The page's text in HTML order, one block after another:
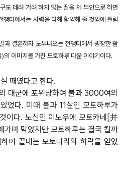
도 데려 가려 하지 않는 딸을 제 부인으로 하면
쟁터에서는 사력을 다해 활약해 줄 것임에 틀림
과 결혼하자 노부나오는 전쟁터에서 굉장한 활
의 이미지를 가진 모토하루 다운 이야기이다.
때였다고 한다.
대군에 포위당하여 불과 3000여의
었다. 이때 불과 11살인 모토하루가
이다. 노신인 이노우에 모토카네[井
가며 막았지만 모토하루는 결국 칼까
여 끝내는 모토나리의 허락을 얻었